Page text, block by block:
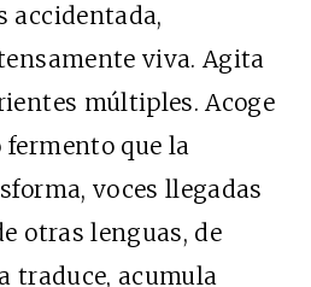
accidentada,
viva. Agita
múltiples. Acoge
fermento que la
voces llegadas
otras lenguas, de
traduce, acumula